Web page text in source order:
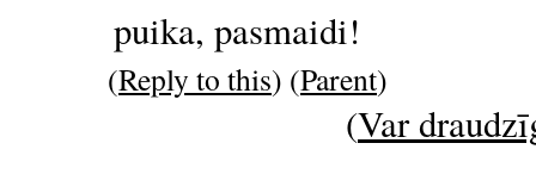
puika, pasmaidi!
(Reply to this) (Parent)
(Var